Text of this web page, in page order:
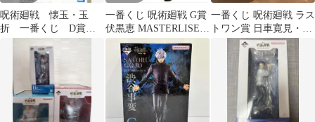
呪術廻戦 懐玉・玉
折 一番くじ D賞フ
一番くじ 呪術廻戦 G賞
伏黒恵 MASTERLISE
EXPIECE
一番くじ 呪術廻戦 ラス
トワン賞 日車寛見・ジ
ャッジマン フィギュ
ア 未開封